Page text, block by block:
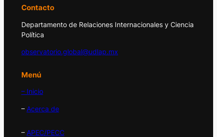
Contacto
Departamento de Relaciones Internacionales y Ciencia
Política
observatorio.global@udlap.mx
Menú
– Inicio
– Acerca de
– APEC/PECC